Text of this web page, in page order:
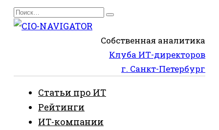
Перейти
к
Search
for:
Собственная аналитика
Клуба ИТ-директоров
г. Санкт-Петербург
Статьи про ИТ
Рейтинги
ИТ-компании